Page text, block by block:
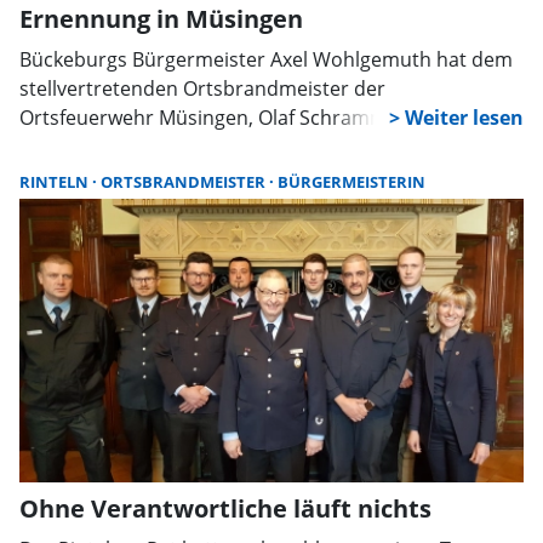
Ernennung in Müsingen
Bückeburgs Bürgermeister Axel Wohlgemuth hat dem
stellvertretenden Ortsbrandmeister der
Ortsfeuerwehr Müsingen, Olaf Schramme, seine
1. März 2024 ausgehändigt.
RINTELN ORTSBRANDMEISTER BÜRGERMEISTERIN
Ohne Verantwortliche läuft nichts